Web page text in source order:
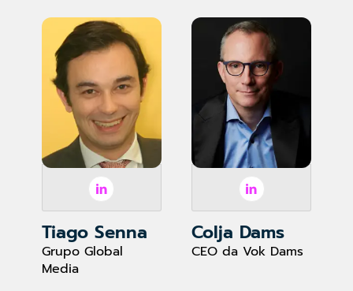
Tiago Senna
Grupo Global
Media
Colja Dams
CEO da Vok Dams